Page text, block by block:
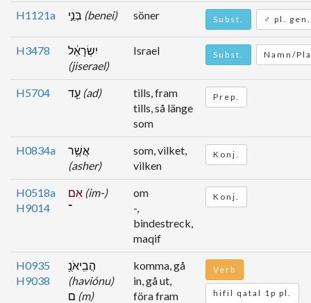
H1121a (benei) söner Subst. ♂ pl. gen.
H3478
יִשְׂרָאֵ֔ל
(jiserael)
Israel Subst. Namn/
H5704 (ad)
tills, fram
tills, så länge
som
Prep.
H0834a
אֲשֶׁ֥ר
(asher)
som, vilket,
vilken
Konj.
H0518a
H9014
(im-)
־
om
-,
bindestreck,
maqif
Konj.
H0935
H9038
הֲבִֽיאֹנֻ֖
(haviónu)
(m)
komma, gå
in, gå ut,
föra fram
Verb
hifil qatal 1p pl.